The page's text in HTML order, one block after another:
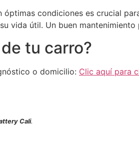
condiciones es crucial
vida útil. Un buen
tu carro?
o domicilio: Clic aquí para
Cali.